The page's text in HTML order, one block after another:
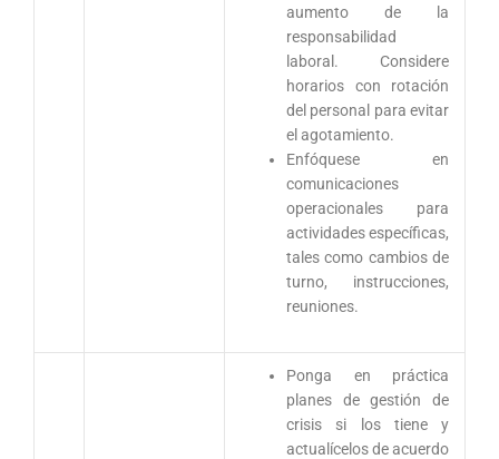
aumento de la
responsabilidad
laboral. Considere
horarios con rotación
del personal para evitar
el agotamiento.
Enfóquese en
comunicaciones
operacionales para
actividades específicas,
tales como cambios de
turno, instrucciones,
reuniones.
Ponga en práctica
planes de gestión de
crisis si los tiene y
actualícelos de acuerdo